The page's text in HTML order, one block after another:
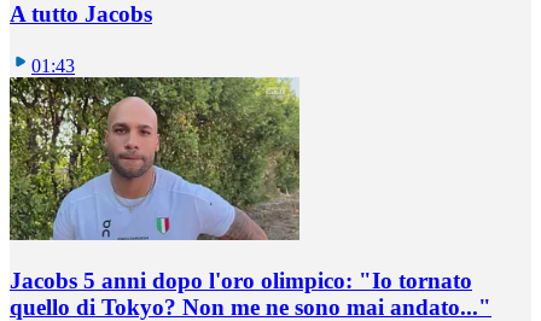
A tutto Jacobs
01:43
Jacobs 5 anni dopo l'oro olimpico: "Io tornato
quello di Tokyo? Non me ne sono mai andato..."